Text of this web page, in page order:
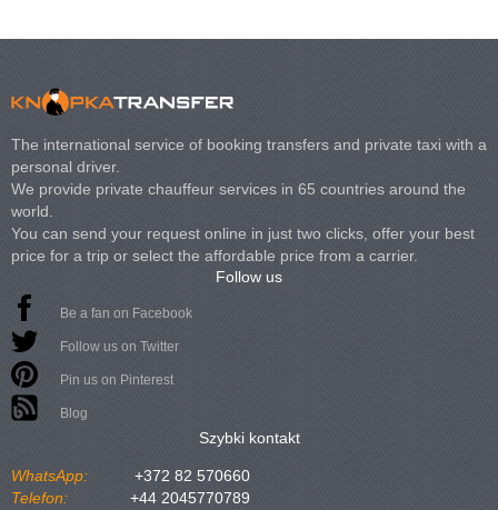
The international service of booking transfers and private taxi with a
personal driver.
We provide private chauffeur services in 65 countries around the
world.
You can send your request online in just two clicks, offer your best
price for a trip or select the affordable price from a carrier.
Follow us
Be a fan on Facebook
Follow us on Twitter
Pin us on Pinterest
Blog
Szybki kontakt
WhatsApp:
+372 82 570660
Telefon:
+44 2045770789